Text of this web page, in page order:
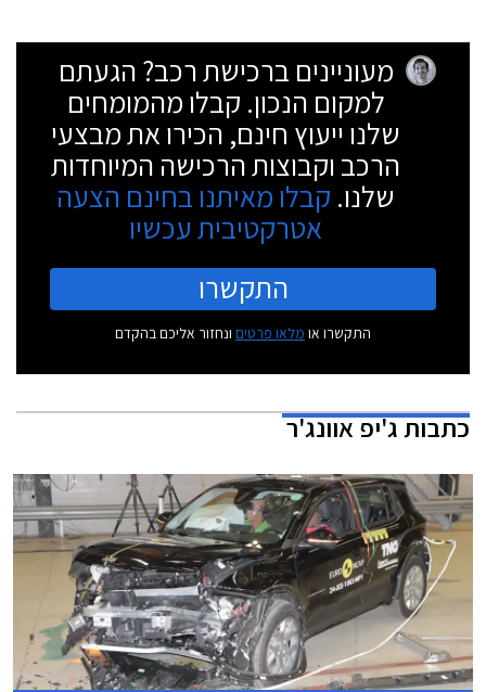
מעוניינים ברכישת רכב? הגעתם
למקום הנכון. קבלו מהמומחים
שלנו ייעוץ חינם, הכירו את מבצעי
הרכב וקבוצות הרכישה המיוחדות
שלנו. קבלו מאיתנו בחינם הצעה
אטרקטיבית עכשיו
התקשרו
התקשרו או מלאו פרטים ונחזור אליכם בהקדם
כתבותג'יפ אוונג'ר